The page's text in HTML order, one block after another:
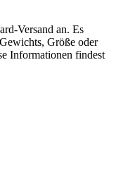
Versand an. Es
Größe oder
Informationen findest